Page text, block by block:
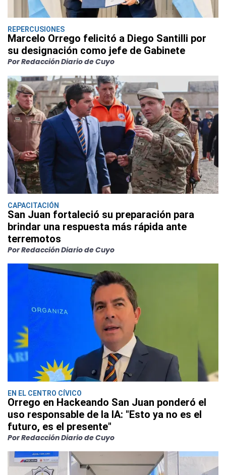
REPERCUSIONES
Marcelo Orrego felicitó a Diego Santilli por
su designación como jefe de Gabinete
Por Redacción Diario de Cuyo
CAPACITACIÓN
San Juan fortaleció su preparación para
brindar una respuesta más rápida ante
terremotos
Por Redacción Diario de Cuyo
EN EL CENTRO CÍVICO
Orrego en Hackeando San Juan ponderó el
uso responsable de la IA: "Esto ya no es el
futuro, es el presente"
Por Redacción Diario de Cuyo